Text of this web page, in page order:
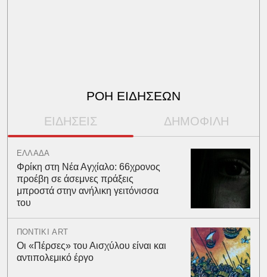
ΡΟΗ ΕΙΔΗΣΕΩΝ
ΕΙΔΗΣΕΙΣ ΔΗΜΟΦΙΛΗ
ΕΛΛΑΔΑ
Φρίκη στη Νέα Αγχίαλο: 66χρονος
προέβη σε άσεμνες πράξεις
μπροστά στην ανήλικη γειτόνισσα
του
ΠΟΝΤΙΚΙ ART
Οι «Πέρσες» του Αισχύλου είναι και
αντιπολεμικό έργο